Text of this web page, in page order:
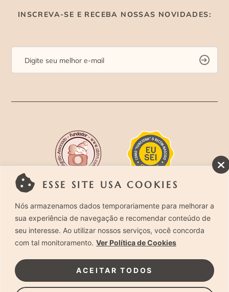
ESSE SITE USA COOKIES
Nós armazenamos dados temporariamente para melhorar a
sua experiência de navegação e recomendar conteúdo de
seu interesse. Ao utilizar nossos serviços, você concorda
com tal monitoramento. Ver Política de Cookies
ACEITAR TODOS
INSCREVA-SE E RECEBA NOSSAS NOVIDADES:
Rua Costa Carvalho, 419 – Pinheiros, São Paulo –
SP. CEP 05429-130 – Telefone: (11) 94494-1818
Direitos Reservados.Clique Aquie acesse nossa
Política de Privacidade.